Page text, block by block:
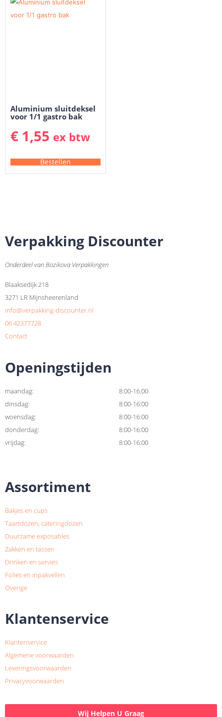
Aluminium sluitdeksel
voor 1/1 gastro bak
€ 1,55 ex btw
Bestellen
Verpakking Discounter
Onderdeel van Bozikova Verpakkingen
Blaaksedijk 218
3271 LR Mijnsheerenland
info@verpakking-discounter.nl
06 42377728
Contact
Openingstijden
maandag:
8:00-16:00
dinsdag:
8:00-16:00
woensdag:
8:00-16:00
donderdag:
8:00-16:00
vrijdag:
8:00-16:00
Assortiment
Bakjes en cups
Taartdozen, cateringdozen
Duurzame exposables
Zakken en tassen
Drinken en servies
Folies en inpakvellen
Overige
Klantenservice
Klantenservice
Algemene voorwaarden
Leveringsvoorwaarden
Privacyvoorwaarden
Wij Helpen U Graag